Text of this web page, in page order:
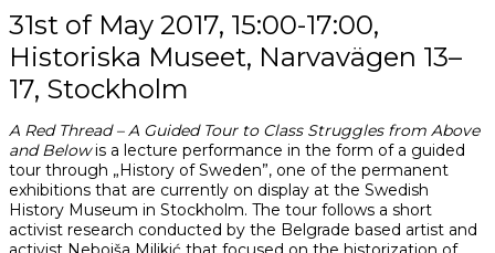
31st of May 2017, 15:00-17:00,
Historiska Museet, Narvavägen 13–
17, Stockholm
A Red Thread – A Guided Tour to Class Struggles from Above
and Belowis a lecture performance in the form of a guided
tour through „History of Sweden”, one of the permanent
exhibitions that are currently on display at the Swedish
History Museum in Stockholm. The tour follows a short
activist research conducted by the Belgrade based artist and